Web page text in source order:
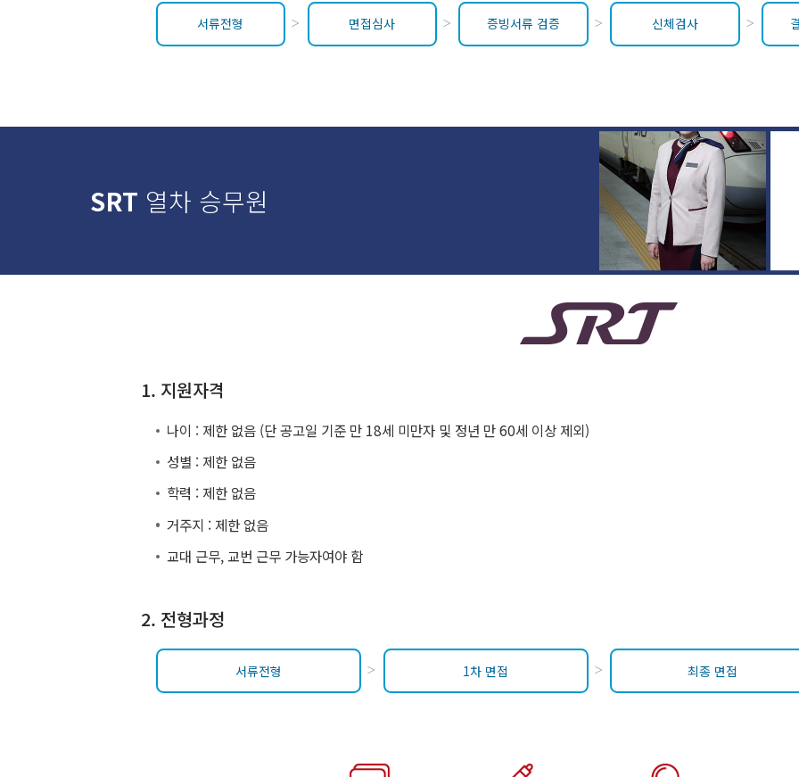
서류전형 면접심사 증빙서류 검증 신체검사
SRT 열차 승무원
1. 지원자격
나이 : 제한 없음 (단 공고일 기준 만 18세 미만자 및 정년 만 60세 이상 제외)
성별 : 제한 없음
학력 : 제한 없음
거주지 : 제한 없음
교대 근무, 교번 근무 가능자여야 함
2. 전형과정
서류전형 1차 면접 최종 면접